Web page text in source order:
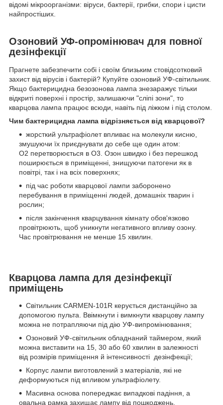
відомі мікроорганізми: віруси, бактерії, грибки, спори і цисти
найпростіших.
Озоновий УФ-опромінювач для повної
дезінфекції
Прагнете забезпечити собі і своїм близьким стовідсотковий
захист від вірусів і бактерій? Купуйте озоновий УФ-світильник.
Якщо бактерицидна безозонова лампа знезаражує тільки
відкриті поверхні і простір, залишаючи "сліпі зони", то
кварцова лампа працює всюди, навіть під ліжком і під столом.
Чим бактерицидна лампа відрізняється від кварцової?
жорсткий ультрафіолет впливає на молекули кисню,
змушуючи їх приєднувати до себе ще один атом:
О2 перетворюється в О3 . Озон швидко і без перешкод
поширюється в приміщенні, знищуючи патогени як в
повітрі, так і на всіх поверхнях;
під час роботи кварцової лампи заборонено
перебування в приміщенні людей, домашніх тварин і
рослин;
після закінчення кварцування кімнату обов'язково
провітрюють, щоб уникнути негативного впливу озону.
Час провітрювання не менше 15 хвилин.
Кварцова лампа для дезінфекції
приміщень
Світильник CARMEN-101R керується дистанційно за
допомогою пульта. Ввімкнути і вимкнути кварцову лампу
можна не потрапляючи під дію УФ-випромінювання;
Озоновий УФ-світильник обладнаний таймером, який
можна виставити на 15, 30 або 60 хвилин в залежності
від розмірів приміщення й інтенсивності дезінфекції;
Корпус лампи виготовлений з матеріалів, які не
деформуються під впливом ультрафіолету.
Масивна основа попереджає випадкові падіння, а
овальна рамка захищає лампу від пошкоджень.